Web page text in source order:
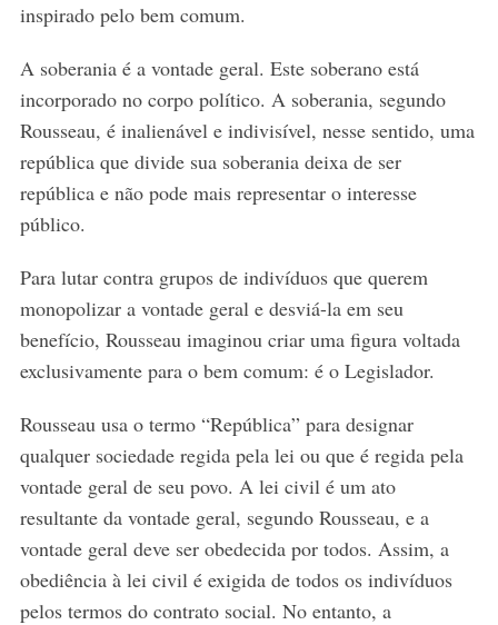
inspirado pelo bem comum.
A soberania é a vontade geral. Este soberano está
incorporado no corpo político. A soberania, segundo
Rousseau, é inalienável e indivisível, nesse sentido, uma
república que divide sua soberania deixa de ser
república e não pode mais representar o interesse
público.
Para lutar contra grupos de indivíduos que querem
monopolizar a vontade geral e desviá-la em seu
benefício, Rousseau imaginou criar uma figura voltada
exclusivamente para o bem comum: é o Legislador.
Rousseau usa o termo “República” para designar
qualquer sociedade regida pela lei ou que é regida pela
vontade geral de seu povo. A lei civil é um ato
resultante da vontade geral, segundo Rousseau, e a
vontade geral deve ser obedecida por todos. Assim, a
obediência à lei civil é exigida de todos os indivíduos
pelos termos do contrato social. No entanto, a
e
r
c
h
o
r
: